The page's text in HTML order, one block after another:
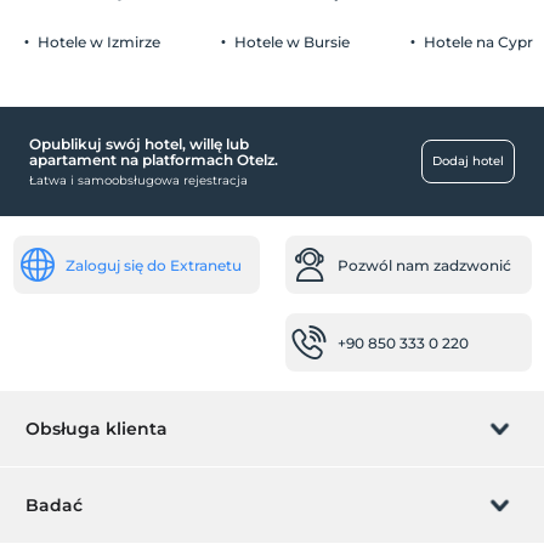
pokój śniadaniowy
dziecko
łóżeczko dziecięce
Łatwy dojazd do szpitala (15 minut)
prywatna strefa dla palących
Niepełnosprawny
Hotele w Izmirze Hotele w Bursie Hotele na
Opublikuj swój hotel, willę lub
apartament na platformach Otelz.
Łatwa i samoobsługowa rejestracja
Dodaj hotel
Zaloguj się do Extranetu Pozwól nam zadzwonić
+90 850 333 0 220
Obsługa klienta
Zarządzanie rezerwacją
Badać